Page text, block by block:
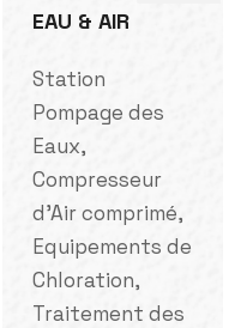
EAU & AIR
Station
Pompage des
Eaux,
Compresseur
d'Air comprimé,
Equipements de
Chloration,
Traitement des